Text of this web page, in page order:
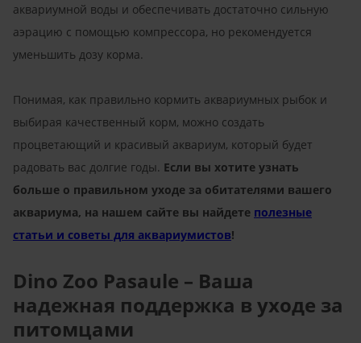
аквариумной воды и обеспечивать достаточно сильную
аэрацию с помощью компрессора, но рекомендуется
уменьшить дозу корма.
Понимая, как правильно кормить аквариумных рыбок и
выбирая качественный корм, можно создать
процветающий и красивый аквариум, который будет
радовать вас долгие годы. Если вы хотите узнать
больше о правильном уходе за обитателями вашего
аквариума, на нашем сайте вы найдете полезные
статьи и советы для аквариумистов!
Dino Zoo Pasaule – Ваша
надежная поддержка в уходе за
питомцами